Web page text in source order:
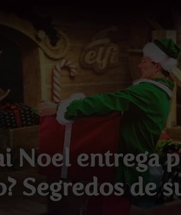
Noel entrega
Segredos de